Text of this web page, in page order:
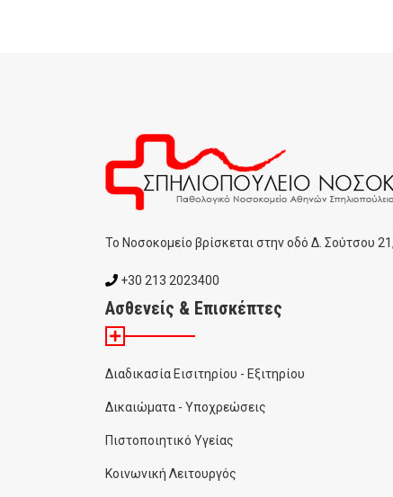
To Noσοκομείο βρίσκεται στην οδό Δ. Σούτσου
+30 213 2023400
Ασθενείς & Επισκέπτες
Διαδικασία Εισιτηρίου - Εξιτηρίου
Δικαιώματα - Υποχρεώσεις
Πιστοποιητικό Υγείας
Κοινωνική Λειτουργός